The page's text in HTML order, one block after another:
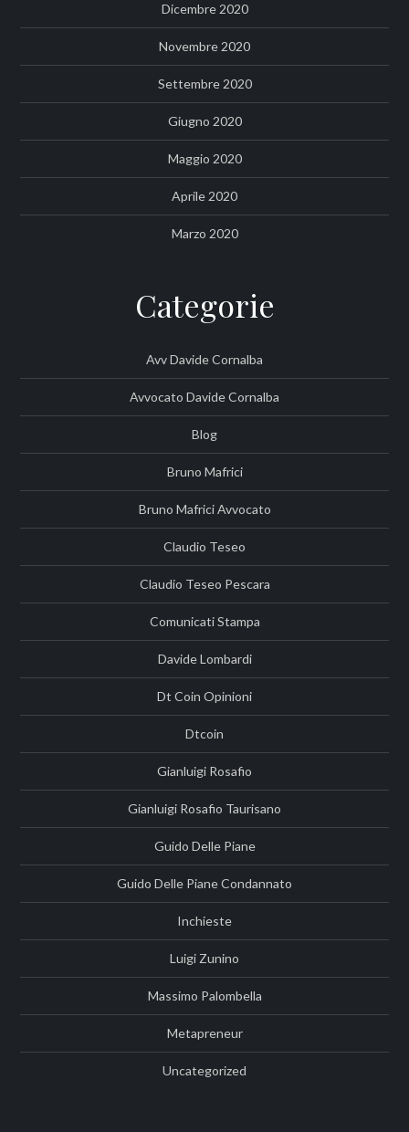
Dicembre 2020
Novembre 2020
Settembre 2020
Giugno 2020
Maggio 2020
Aprile 2020
Marzo 2020
Categorie
Avv Davide Cornalba
Avvocato Davide Cornalba
Blog
Bruno Mafrici
Bruno Mafrici Avvocato
Claudio Teseo
Claudio Teseo Pescara
Comunicati Stampa
Davide Lombardi
Dt Coin Opinioni
Dtcoin
Gianluigi Rosafio
Gianluigi Rosafio Taurisano
Guido Delle Piane
Guido Delle Piane Condannato
Inchieste
Luigi Zunino
Massimo Palombella
Metapreneur
Uncategorized